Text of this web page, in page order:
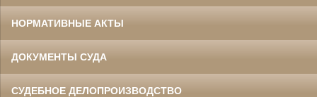
НОРМАТИВНЫЕ АКТЫ
ДОКУМЕНТЫ СУДА
СУДЕБНОЕ ДЕЛОПРОИЗВОДСТВО